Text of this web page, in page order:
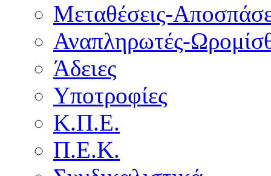
Μεταθέσεις-
Αναπληρωτές-
Άδειες
Υποτροφίες
Κ.Π.Ε.
Π.Ε.Κ.